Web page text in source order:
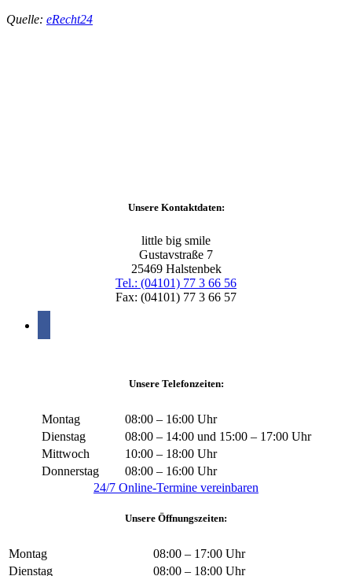
Quelle: eRecht24
Unsere Kontaktdaten:
little big smile
Gustavstraße 7
25469 Halstenbek
Tel.: (04101) 77 3 66 56
Fax: (04101) 77 3 66 57
Unsere Telefonzeiten:
Montag
08:00 – 16:00 Uhr
Dienstag
08:00 – 14:00 und 15:00 – 17:00 Uhr
Mittwoch
10:00 – 18:00 Uhr
Donnerstag
08:00 – 16:00 Uhr
24/7 Online-Termine vereinbaren
Unsere Öffnungszeiten:
Montag
08:00 – 17:00 Uhr
Dienstag
08:00 – 18:00 Uhr